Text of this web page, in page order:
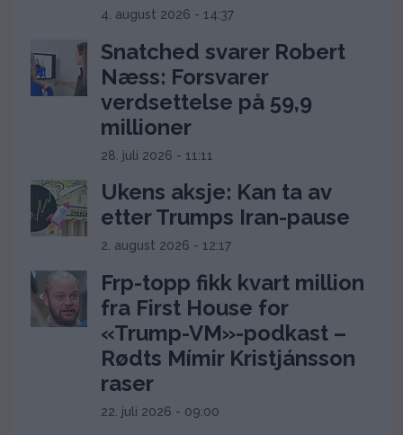
4. august 2026 - 14:37
Snatched svarer Robert
Næss: Forsvarer
verdsettelse på 59,9
millioner
28. juli 2026 - 11:11
Ukens aksje: Kan ta av
etter Trumps Iran-pause
2. august 2026 - 12:17
Frp-topp fikk kvart million
fra First House for
«Trump-VM»-podkast –
Rødts Mímir Kristjánsson
raser
22. juli 2026 - 09:00